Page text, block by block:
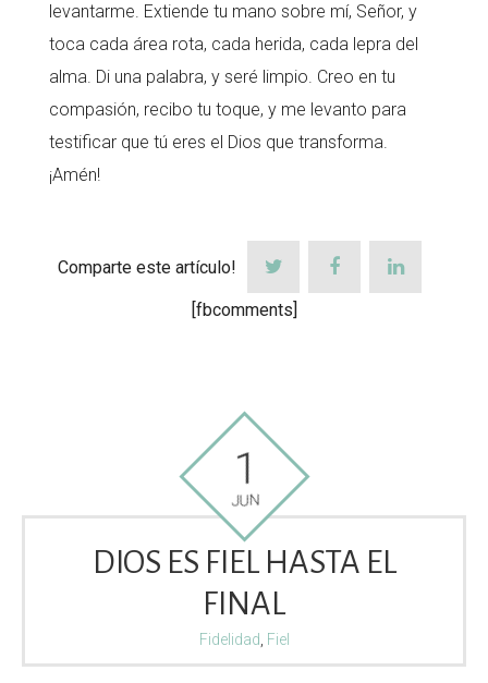
levantarme. Extiende tu mano sobre mí, Señor, y
toca cada área rota, cada herida, cada lepra del
alma. Di una palabra, y seré limpio. Creo en tu
compasión, recibo tu toque, y me levanto para
testificar que tú eres el Dios que transforma.
¡Amén!
Comparte este artículo!
[fbcomments]
1
JUN
DIOS ES FIEL HASTA EL
FINAL
Fidelidad, Fiel